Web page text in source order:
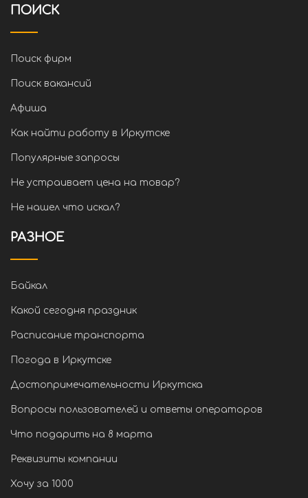
ПОИСК
Поиск фирм
Поиск вакансий
Афиша
Как найти работу в Иркутске
Популярные запросы
Не устраивает цена на товар?
Не нашел что искал?
РАЗНОЕ
Байкал
Какой сегодня праздник
Расписание транспорта
Погода в Иркутске
Достопримечательности Иркутска
Вопросы пользователей и ответы операторов
Что подарить на 8 марта
Реквизиты компании
Хочу за 1000